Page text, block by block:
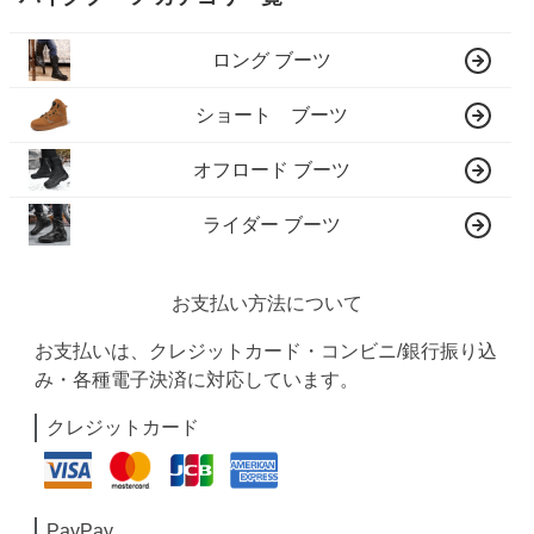
ロング ブーツ
ショート ブーツ
オフロード ブーツ
ライダー ブーツ
お支払い方法について
お支払いは、クレジットカード・コンビニ/銀行振り込
み・各種電子決済に対応しています。
クレジットカード